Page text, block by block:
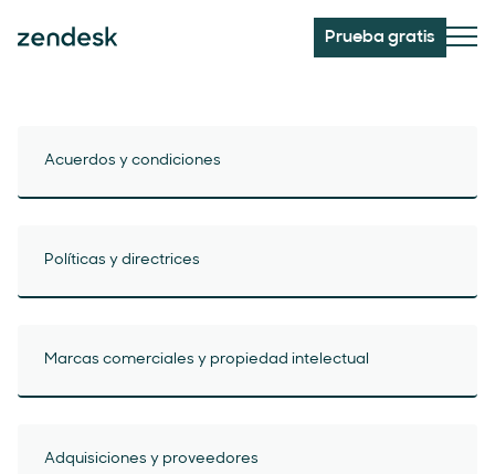
Prueba gratis
Acuerdos y condiciones
Políticas y directrices
Marcas comerciales y propiedad intelectual
Adquisiciones y proveedores